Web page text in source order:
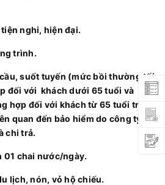
nghi, hiện đại.
trình.
suốt tuyến (mức bồi thường tối
đối với khách dưới 65 tuổi và
hợp đối với khách từ 65 tuổi trở
quan đến bảo hiểm do công ty bảo
chi trả.
01 chai nước/ngày.
lịch, nón, vỏ hộ chiếu.